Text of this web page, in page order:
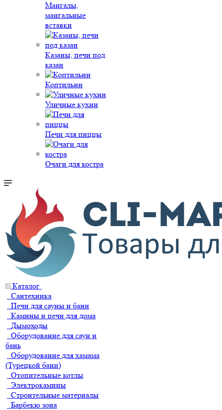
Мангалы,
мангальные
вставки
Казаны, печи под
казан
Коптильни
Уличные кухни
Печи для пиццы
Очаги для костра
Каталог
Сантехника
Печи для сауны и бани
Камины и печи для дома
Дымоходы
Оборудование для саун и
бань
Оборудование для хамама
(Турецкой бани)
Отопительные котлы
Электрокамины
Строительные материалы
Барбекю зона